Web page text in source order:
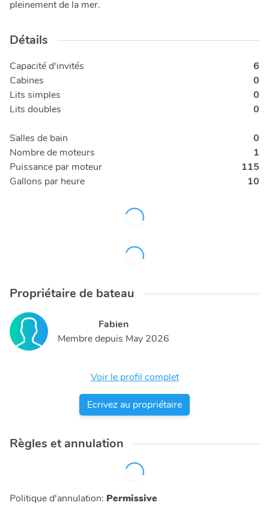
pleinement de la mer.
Détails
Capacité d'invités
6
Cabines
0
Lits simples
0
Lits doubles
0
Salles de bain
0
Nombre de moteurs
1
Puissance par moteur
115
Gallons par heure
10
Propriétaire de bateau
Fabien
Membre depuis May 2026
Voir le profil complet
Ecrivez au propriétaire
Règles et annulation
Politique d'annulation: Permissive